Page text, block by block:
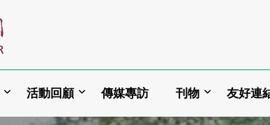
活動回顧 傳媒專訪 刊物 友好連